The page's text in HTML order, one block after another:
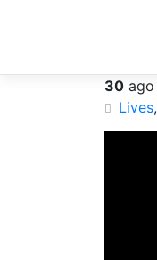
30 ago
Lives,